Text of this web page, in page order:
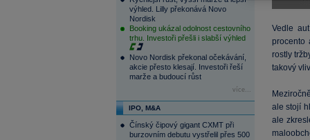
výhled. Lilly překonává Novo
Nordisk
Booking ukázal odolnost cestovního
trhu. Investoři přešli i slabší výhled
Novo Nordisk překonal očekávání,
akcie přesto klesají. Investoři řeší
marže a budoucí růst
více...
IPO, M&A
Čínský čipový gigant CXMT při
burzovním debutu vystřelil přes 500
Vedle
procento
rostly
takový
ale stojí
ale